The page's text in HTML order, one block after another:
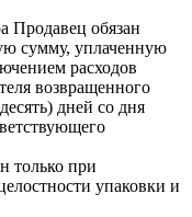
Продавец обязан
сумму, уплаченную
расходов
возвращенного
дней со дня
только при
упаковки и